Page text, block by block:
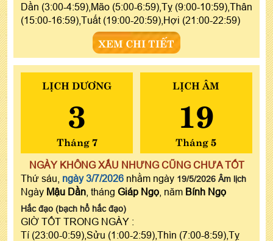
Dần (3:00-4:59),Mão (5:00-6:59),Tỵ (9:00-10:59),Thân
(15:00-16:59),Tuất (19:00-20:59),Hợi (21:00-22:59)
XEM CHI TIẾT
LỊCH DƯƠNG
3
Tháng 7
LỊCH ÂM
19
Tháng 5
NGÀY KHÔNG XẤU NHƯNG CŨNG CHƯA TỐT
Thứ sáu, ngày 3/7/2026 nhằm ngày 19/5/2026 Âm lịch
Ngày Mậu Dần , tháng Giáp Ngọ , năm Bính Ngọ
Hắc đạo (bạch hổ hắc đạo)
GIỜ TỐT TRONG NGÀY :
Tí (23:00-0:59),Sửu (1:00-2:59),Thìn (7:00-8:59),Tỵ